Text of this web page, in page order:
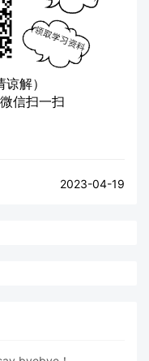
解）
信扫一扫
2023-04-19